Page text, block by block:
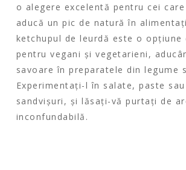
o alegere excelentă pentru cei
aducă un pic de natură în
ketchupul de leurdă este o opțiune
pentru vegani și vegetarieni,
savoare în preparatele din legume
Experimentați-l în salate, paste
sandvișuri, și lăsați-vă purtați de
inconfundabilă.